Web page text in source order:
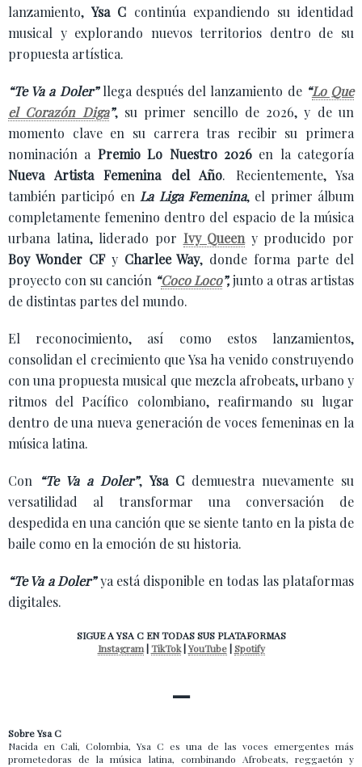
lanzamiento,Ysa C continúa expandiendo su identidad
musical y explorando nuevos territorios dentro de su
propuesta artística.
“Te Va a Doler”llega después del lanzamiento de “Lo Que
el Corazón Diga”, su primer sencillo de 2026, y de un
momento clave en su carrera tras recibir su primera
nominación a Premio Lo Nuestro 2026 en la categoría
Nueva Artista Femenina del Año. Recientemente, Ysa
también participó en La Liga Femenina, el primer álbum
completamente femenino dentro del espacio de la música
urbana latina, liderado por Ivy Queen y producido por
Boy Wonder CFy Charlee Way, donde forma parte del
proyecto con su canción “Coco Loco”,junto a otras artistas
de distintas partes del mundo.
El reconocimiento, así como estos lanzamientos,
consolidan el crecimiento que Ysa ha venido construyendo
con una propuesta musical que mezcla afrobeats, urbano y
ritmos del Pacífico colombiano, reafirmando su lugar
dentro de una nueva generación de voces femeninas en la
música latina.
Con “Te Va a Doler”,Ysa C demuestra nuevamente su
versatilidad al transformar una conversación de
despedida en una canción que se siente tanto en la pista de
baile como en la emoción de su historia.
“Te Va a Doler”ya está disponible en todas las plataformas
digitales.
SIGUE A YSA C EN TODAS SUS PLATAFORMAS
Instagram|TikTok|YouTube|Spotify
—
Sobre Ysa C
Nacida en Cali, Colombia, Ysa C es una de las voces emergentes más
prometedoras de la música latina, combinando Afrobeats, reggaetón y